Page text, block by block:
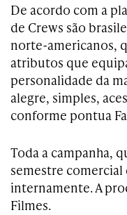
De acordo com a
de Crews são
norte-americanos,
atributos que
personalidade da
alegre, simples,
conforme pontua
Toda a campanha,
semestre
internamente. A
Filmes.